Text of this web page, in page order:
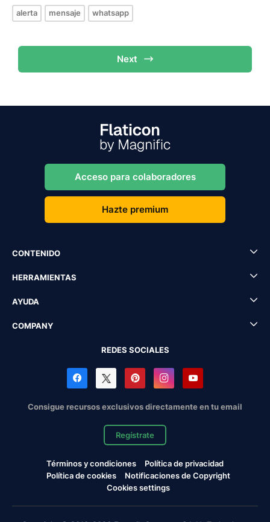
alerta mensaje whatsapp
Next
Acceso para colaboradores
Hazte premium
CONTENIDO
HERRAMIENTAS
AYUDA
COMPANY
REDES SOCIALES
Consigue recursos exclusivos directamente en tu email
Regístrate
Términos y condiciones
Política de privacidad
Política de cookies
Notificaciones de Copyright
Cookies settings